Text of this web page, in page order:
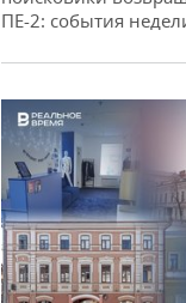
ПЕ-2: события